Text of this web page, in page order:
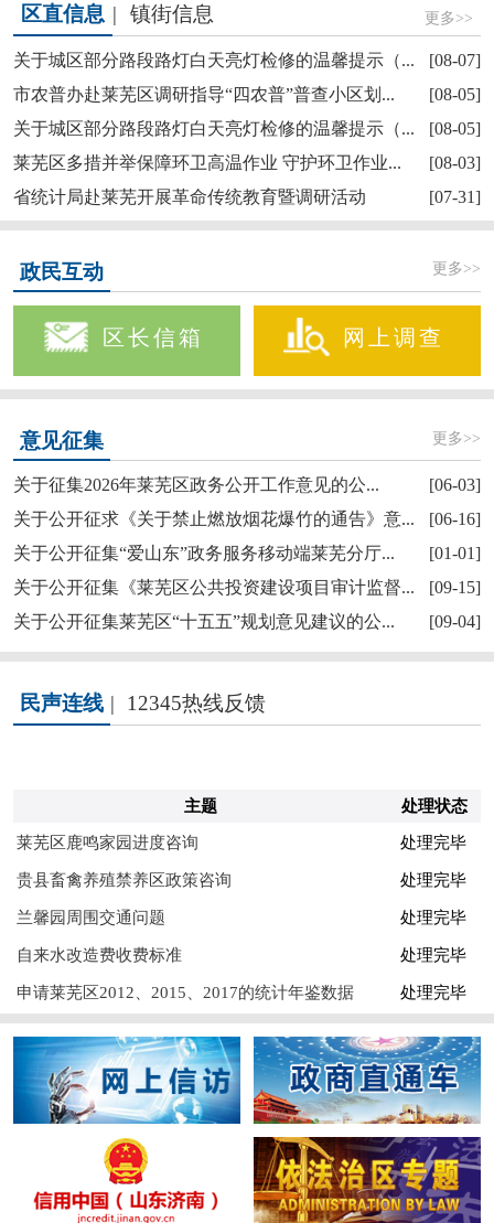
【奋斗赋未莱·访埂记】莱芜区雪野街道大罗圈村...
区直信息 | 镇街信息 更多>>
关于城区部分路段路灯白天亮灯检修的温馨提示（...
[08-07]
市农普办赴莱芜区调研指导“四农普”普查小区划...
[08-05]
关于城区部分路段路灯白天亮灯检修的温馨提示（...
[08-05]
莱芜区多措并举保障环卫高温作业 守护环卫作业...
[08-03]
省统计局赴莱芜开展革命传统教育暨调研活动
[07-31]
政民互动 更多>>
区长信箱 网上调查
意见征集 更多>>
关于征集2026年莱芜区政务公开工作意见的公...
[06-03]
关于公开征求《关于禁止燃放烟花爆竹的通告》意...
[06-16]
关于公开征集“爱山东”政务服务移动端莱芜分厅...
[01-01]
关于公开征集《莱芜区公共投资建设项目审计监督...
[09-15]
关于公开征集莱芜区“十五五”规划意见建议的公...
[09-04]
民声连线 | 12345热线反馈